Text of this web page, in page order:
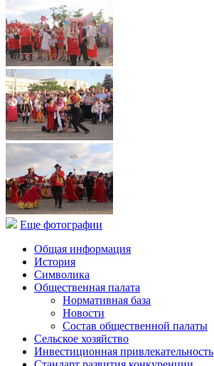
Еще фотографии
Общая информация
История
Символика
Общественная палата
Нормативная база
Новости
Состав общественной палаты
Сельское хозяйство
Инвестиционная привлекательность